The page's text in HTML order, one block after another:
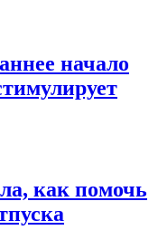
начало
как помочь